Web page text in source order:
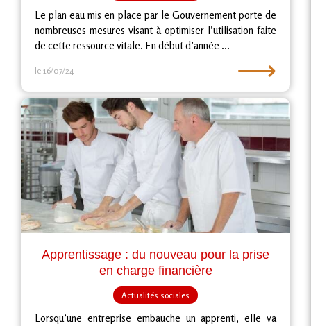
Le plan eau mis en place par le Gouvernement porte de
nombreuses mesures visant à optimiser l’utilisation faite
de cette ressource vitale. En début d’année ...
le 16/07/24 ⟶
Apprentissage : du nouveau pour la prise
en charge financière
Actualités sociales
Lorsqu’une entreprise embauche un apprenti, elle va